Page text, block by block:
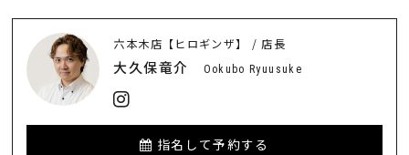
六本木店【ヒロギンザ】 / 店長
大久保竜介 Ookubo Ryuusuke
指名して予約する